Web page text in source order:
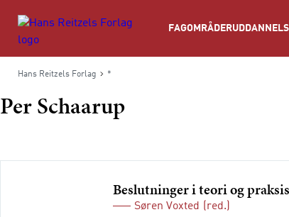
FAGOMRÅDER
Hans Reitzels Forlag *
Per Schaarup
Beslutninger i teori og praksis
Søren Voxted (red.)